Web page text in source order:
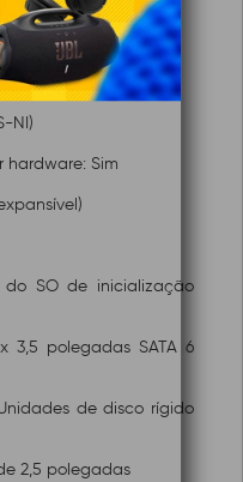
Intel UHD
NI)
Sim
do SO de inicialização
3,5 polegadas SATA 6
de disco rígido
2,5 polegadas